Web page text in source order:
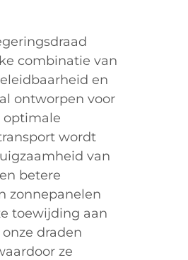
combinatie van
en
ontworpen voor
optimale
wordt
van
betere
zonnepanelen
toewijding aan
draden
ze